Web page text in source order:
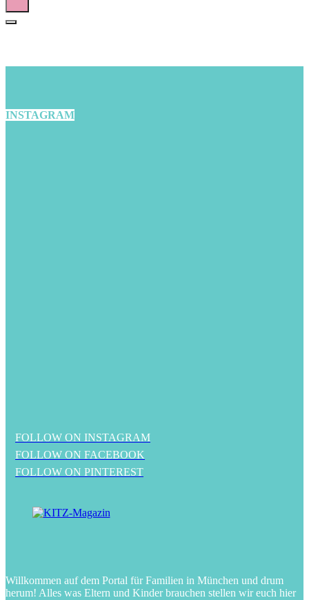
INSTAGRAM
FOLLOW ON INSTAGRAM
FOLLOW ON FACEBOOK
FOLLOW ON PINTEREST
Willkommen auf dem Portal für Familien in München und drum
herum! Alles was Eltern und Kinder brauchen stellen wir euch hier